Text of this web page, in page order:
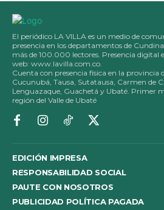
El periódico LA VILLA es un medio de
presencia en los departamentos de
más de 100.000 lectores. Presencia digital
web: www.lavilla.com.co.
Cuenta con presencia física en la provincia
Cucunubá, Tausa, Sutatausa, Carmen de
Lenguazaque, Guachetá y Ubaté. Primer
región del Valle de Ubaté
EDICIÓN IMPRESA
RESPONSABILIDAD SOCIAL
PAUTE CON NOSOTROS
PUBLICIDAD POLÍTICA PAGADA